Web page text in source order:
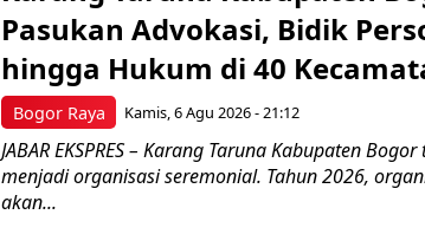
Bogor Raya
Pasukan Advokasi, Bidik
hingga Hukum di 40
Kamis, 6 Agu 2026 - 21:12
JABAR EKSPRES – Karang Taruna Kabupaten
menjadi organisasi seremonial. Tahun 2026,
akan...